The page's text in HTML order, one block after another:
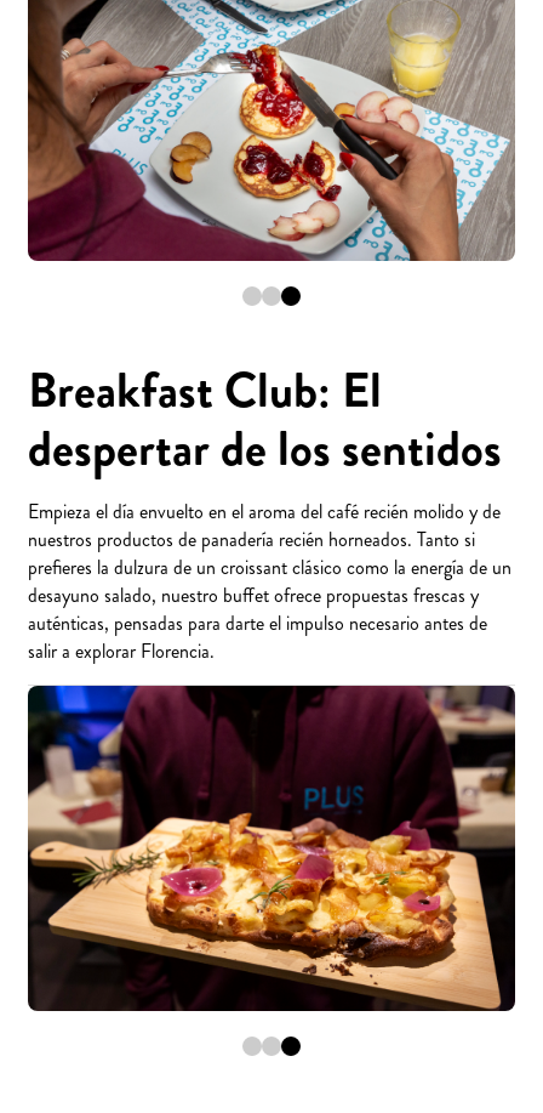
Breakfast Club: El
despertar de los sentidos
Empieza el día envuelto en el aroma del café recién molido y de
nuestros productos de panadería recién horneados. Tanto si
prefieres la dulzura de un croissant clásico como la energía de un
desayuno salado, nuestro buffet ofrece propuestas frescas y
auténticas, pensadas para darte el impulso necesario antes de
salir a explorar Florencia.